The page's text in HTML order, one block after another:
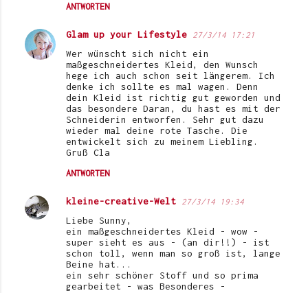
ANTWORTEN
Glam up your Lifestyle 27/3/14 17:21
Wer wünscht sich nicht ein
maßgeschneidertes Kleid, den Wunsch
hege ich auch schon seit längerem. Ich
denke ich sollte es mal wagen. Denn
dein Kleid ist richtig gut geworden und
das besondere Daran, du hast es mit der
Schneiderin entworfen. Sehr gut dazu
wieder mal deine rote Tasche. Die
entwickelt sich zu meinem Liebling.
Gruß Cla
ANTWORTEN
kleine-creative-Welt 27/3/14 19:34
Liebe Sunny,
ein maßgeschneidertes Kleid - wow -
super sieht es aus - (an dir!!) - ist
schon toll, wenn man so groß ist, lange
Beine hat...
ein sehr schöner Stoff und so prima
gearbeitet - was Besonderes -